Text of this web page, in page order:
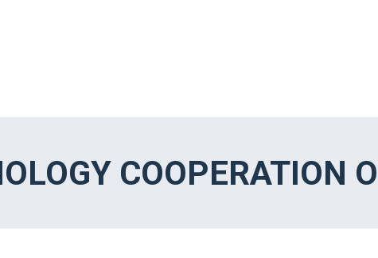
COOPERATION